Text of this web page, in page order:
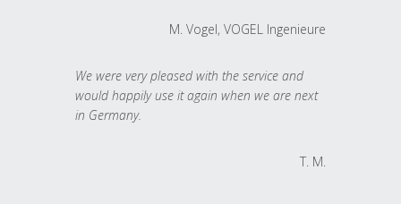
M. Vogel, VOGEL Ingenieure
We were very pleased with the service and
would happily use it again when we are next
in Germany.
T. M.